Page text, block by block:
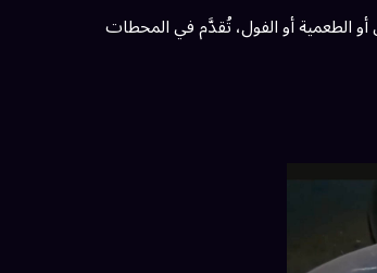
الطعمية أو الفول، تُقدَّم في المحطات